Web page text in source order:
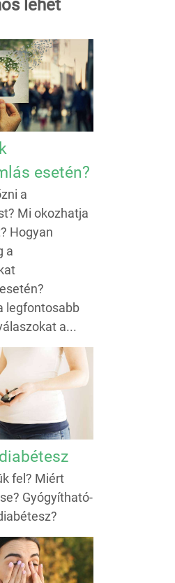
lehet
esetén?
a
Mi okozhatja
Hogyan
a
legfontosabb
a...
fel? Miért
Gyógyítható-